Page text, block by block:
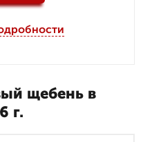
щебень в
г.